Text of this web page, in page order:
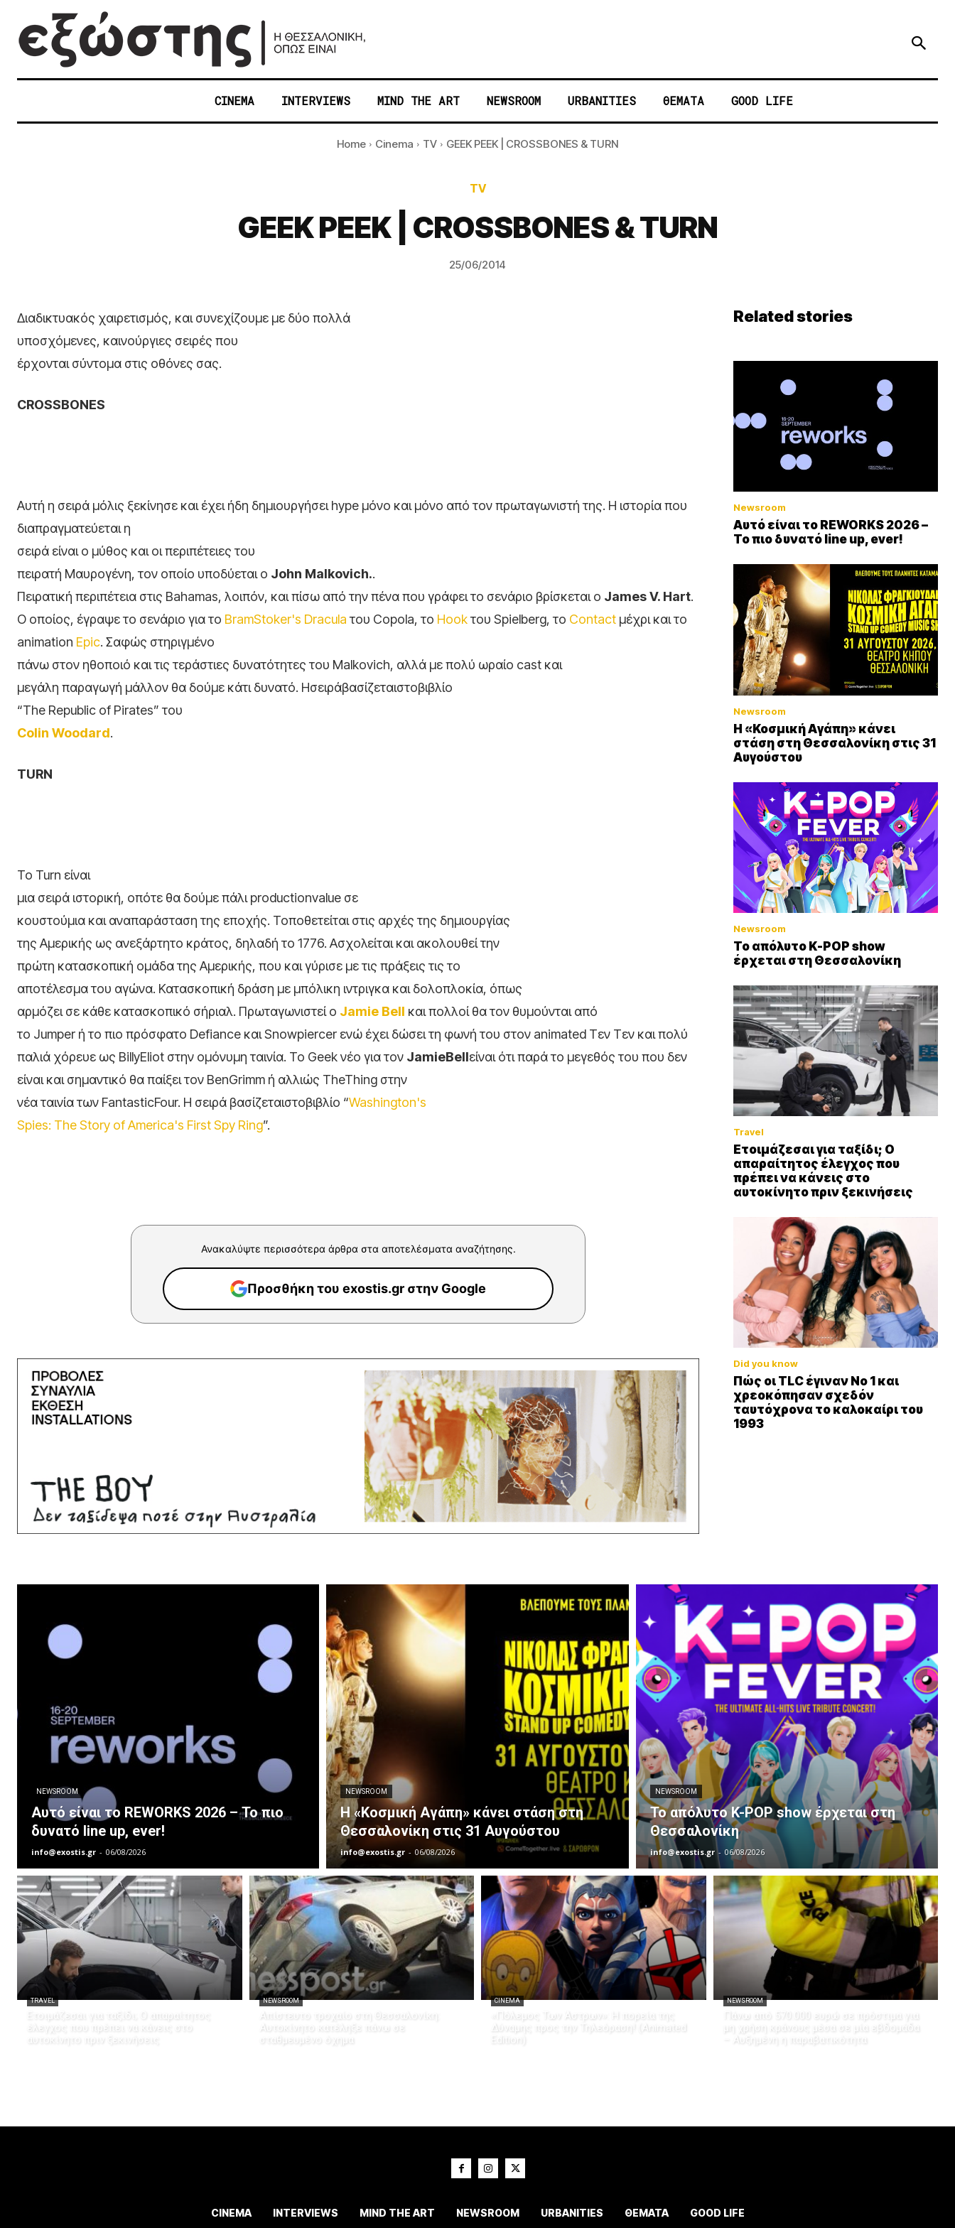
CINEMA INTERVIEWS MIND THE ART NEWSROOM URBANITIES ΘΕΜΑΤΑ GOOD LIFE
Home Cinema TV GEEK PEEK | CROSSBONES & ΤURN
TV
GEEK PEEK | CROSSBONES & ΤURN
25/06/2014
Διαδικτυακός χαιρετισμός, και συνεχίζουμε με δύο πολλά
υποσχόμενες, καινούργιες σειρές που
έρχονται σύντομα στις οθόνες σας.
CROSSBONES
Αυτή η σειρά μόλις ξεκίνησε και έχει ήδη δημιουργήσει hype μόνο και μόνο από τον πρωταγωνιστή της. Η ιστορία που
διαπραγματεύεται η
σειρά είναι ο μύθος και οι περιπέτειες του
πειρατή Μαυρογένη, τον οποίο υποδύεται ο John Malkovich..
Πειρατική περιπέτεια στις Bahamas, λοιπόν, και πίσω από την πένα που γράφει το σενάριο βρίσκεται ο JamesV. Hart.
Ο οποίος, έγραψε το σενάριο για το BramStoker's Draculaτου Copola, το Hookτου Spielberg, το Contact μέχρι και το
animation Epic. Σαφώς στηριγμένο
πάνω στον ηθοποιό και τις τεράστιες δυνατότητες του Malkovich, αλλά με πολύ ωραίο cast και
μεγάλη παραγωγή μάλλον θα δούμε κάτι δυνατό. Ησειράβασίζεταιστοβιβλίο
“The Republic of Pirates”του
Colin Woodard.
ΤURN
Το Turn είναι
μια σειρά ιστορική, οπότε θα δούμε πάλι productionvalue σε
κουστούμια και αναπαράσταση της εποχής. Τοποθετείται στις αρχές της δημιουργίας
της Αμερικής ως ανεξάρτητο κράτος, δηλαδή το 1776. Ασχολείται και ακολουθεί την
πρώτη κατασκοπική ομάδα της Αμερικής, που και γύρισε με τις πράξεις τις το
αποτέλεσμα του αγώνα. Κατασκοπική δράση με μπόλικη ιντριγκα και δολοπλοκία, όπως
αρμόζει σε κάθε κατασκοπικό σήριαλ. Πρωταγωνιστεί ο Jamie Bell και πολλοί θα τον θυμούνται από
το Jumper ή το πιο πρόσφατο Defiance και Snowpiercer ενώ έχει δώσει τη φωνή του στον animated Τεν Τεν και πολύ
παλιά χόρευε ως BillyEliot στην ομόνυμη ταινία. Το Geek νέο για τον JamieBellείναι ότι παρά το μεγεθός του που δεν
είναι και σημαντικό θα παίξει τον BenGrimm ή αλλιώς TheThing στην
νέα ταινία των FantasticFour. Η σειρά βασίζεταιστοβιβλίο “Washington's
Spies: The Story of America's First Spy Ring”.
Ανακαλύψτε περισσότερα άρθρα στα αποτελέσματα αναζήτησης.
Προσθήκη του exostis.gr στην Google
Related stories
Newsroom
Αυτό είναι το REWORKS 2026 –
Το πιο δυνατό line up, ever!
Newsroom
Η «Κοσμική Αγάπη» κάνει
στάση στη Θεσσαλονίκη στις 31
Αυγούστου
Newsroom
Το απόλυτο K-POP show
έρχεται στη Θεσσαλονίκη
Travel
Ετοιμάζεσαι για ταξίδι; Ο
απαραίτητος έλεγχος που
πρέπει να κάνεις στο
αυτοκίνητο πριν ξεκινήσεις
Did you know
Πώς οι TLC έγιναν Νο 1 και
χρεοκόπησαν σχεδόν
ταυτόχρονα το καλοκαίρι του
1993
NEWSROOM
Αυτό είναι το REWORKS 2026 – Το πιο
δυνατό line up, ever!
info@exostis.gr - 06/08/2026
NEWSROOM
Η «Κοσμική Αγάπη» κάνει στάση στη
Θεσσαλονίκη στις 31 Αυγούστου
info@exostis.gr - 06/08/2026
NEWSROOM
Το απόλυτο K-POP show έρχεται στη
Θεσσαλονίκη
info@exostis.gr - 06/08/2026
TRAVEL
Ετοιμάζεσαι για ταξίδι; Ο απαραίτητος
έλεγχος που πρέπει να κάνεις στο
αυτοκίνητο πριν ξεκινήσεις
NEWSROOM
Απίστευτο τροχαίο στη Θεσσαλονίκη:
Αυτοκίνητο κατέληξε πάνω σε
σταθμευμένο όχημα
CINEMA
«Πόλεμος Των Άστρων»: Η πορεία της
Δύναμης προς την Τηλεόραση! (Animated
NEWSROOM
Πάνω από 570.000 ευρώ σε πρόστιμα για
μη χρήση κράνους μέσα σε μία εβδομάδα
– Αυξημένη η παραβατικότητα
CINEMA INTERVIEWS MIND THE ART NEWSROOM URBANITIES ΘΕΜΑΤΑ GOOD LIFE